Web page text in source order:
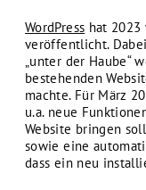
WordPress hat
veröffentlicht.
„unter der Haube“
bestehenden
machte. Für März
u.a. neue
Website bringen
sowie eine
dass ein neu